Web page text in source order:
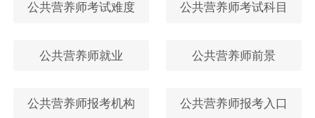
公共营养师考试难度 公共营养师考试科目
公共营养师就业 公共营养师前景
公共营养师报考机构 公共营养师报考入口